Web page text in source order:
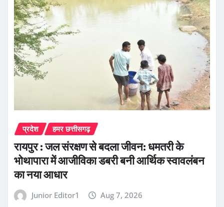
प्रदेश हमर छत्तीसगढ़
रायपुर : जल संरक्षण से बदला जीवन: धमतरी के
भोथापारा में आजीविका डबरी बनी आर्थिक स्वावलंबन
का नया आधार
Junior Editor1 Aug 7, 2026